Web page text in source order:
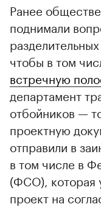
Ранее
поднимали
чтобы в том
встречную
департамент
отбойников —
проектную
отправили в
в том числе в
(ФСО), которая
проект на